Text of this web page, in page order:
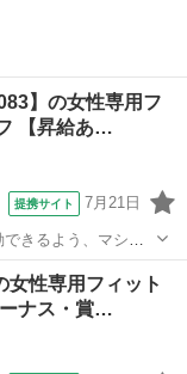
】の女性専用フ
【昇給あ…
提携サイト 7月21日
きるよう、マシン
苦手な方がほとん
動きを意識しまし
女性専用フィット
ナス・賞…